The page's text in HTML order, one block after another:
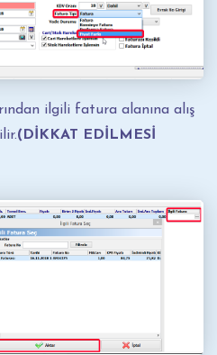
ilgili fatura alanına alış
(DİKKAT EDİLMESİ